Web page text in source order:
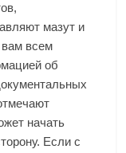
мазут и
вам всем
об
начать
Если с